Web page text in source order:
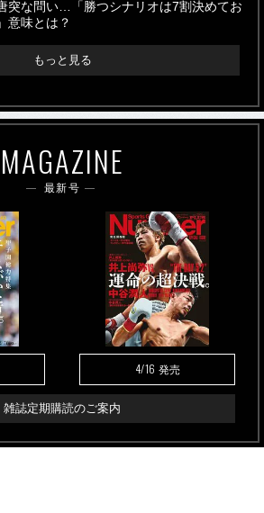
突な問い…「勝つシナリオは7割決めてお
意味とは？
もっと見る
MAGAZINE
最新号
4/16 発売
雑誌定期購読のご案内